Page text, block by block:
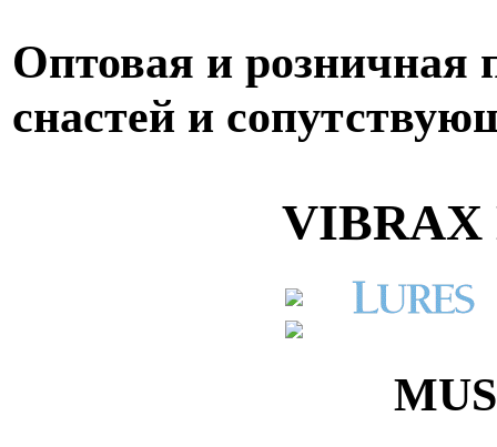
Оптовая и розничная
снастей и
VIBRAX